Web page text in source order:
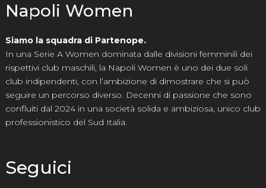
Napoli Women
Siamo la squadra di Partenope.
In una Serie A Women dominata dalle divisioni femminili dei
rispettivi club maschili, la Napoli Women è uno dei due soli
club indipendenti, con l’ambizione di dimostrare che si può
seguire un percorso diverso. Decenni di passione che sono
confluiti dal 2024 in una società solida e ambiziosa, unico club
professionistico del Sud Italia.
Seguici